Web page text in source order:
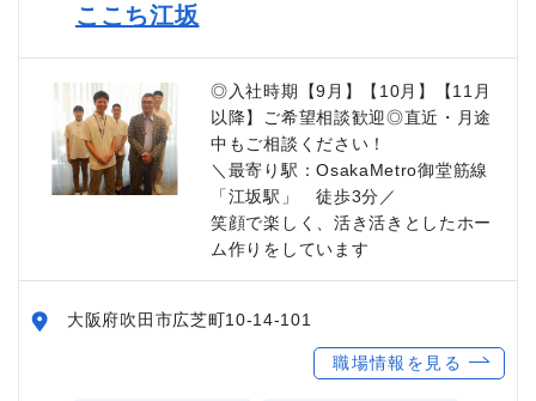
ここち江坂
◎入社時期【9月】【10月】【11月
以降】ご希望相談歓迎◎直近・月途
中もご相談ください！
＼最寄り駅：OsakaMetro御堂筋線
「江坂駅」 徒歩3分／
笑顔で楽しく、活き活きとしたホー
ム作りをしています
大阪府吹田市広芝町10-14-101
職場情報を見る